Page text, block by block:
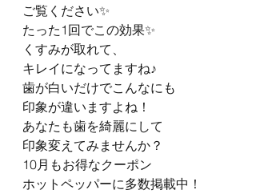
ご覧ください✨
たった1回でこの効果✨
くすみが取れて、
キレイになってますね♪
歯が白いだけでこんなにも
印象が違いますよね！
あなたも歯を綺麗にして
印象変えてみませんか？
10月もお得なクーポン
ホットペッパーに多数掲載中！